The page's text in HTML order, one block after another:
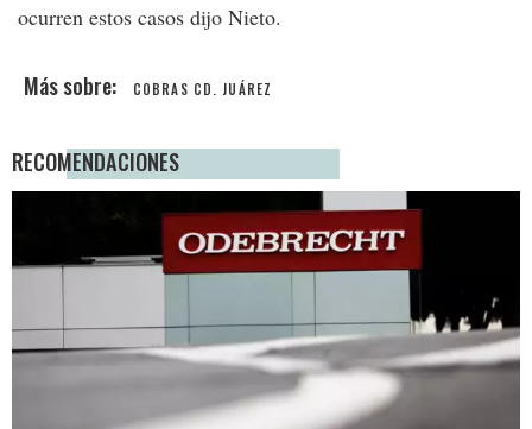
ocurren estos casos dijo Nieto.
COBRAS CD. JUÁREZ
RECOMENDACIONES